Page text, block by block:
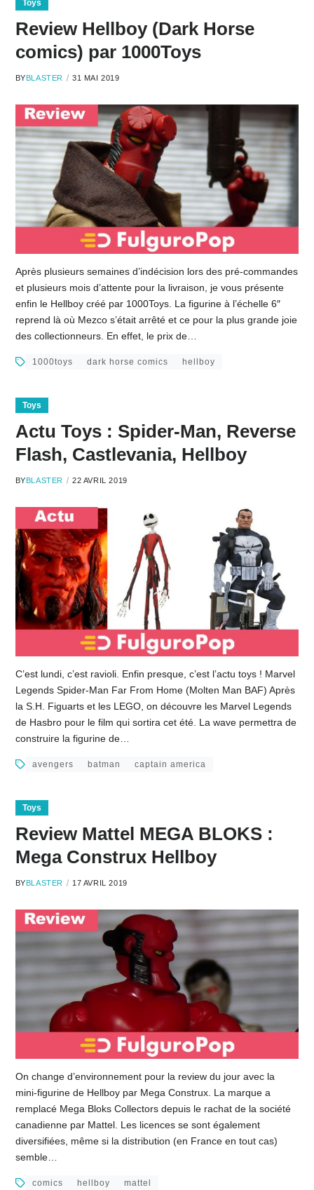
Toys
Review Hellboy (Dark Horse
comics) par 1000Toys
BYBLASTER 31 MAI 2019
Après plusieurs semaines d’indécision lors des pré-commandes
et plusieurs mois d’attente pour la livraison, je vous présente
enfin le Hellboy créé par 1000Toys. La figurine à l’échelle 6″
reprend là où Mezco s’était arrêté et ce pour la plus grande joie
des collectionneurs. En effet, le prix de…
1000toys dark horse comics hellboy
Toys
Actu Toys : Spider-Man, Reverse
Flash, Castlevania, Hellboy
BYBLASTER 22 AVRIL 2019
C’est lundi, c’est ravioli. Enfin presque, c’est l’actu toys ! Marvel
Legends Spider-Man Far From Home (Molten Man BAF) Après
la S.H. Figuarts et les LEGO, on découvre les Marvel Legends
de Hasbro pour le film qui sortira cet été. La wave permettra de
construire la figurine de…
avengers batman captain america
Toys
Review Mattel MEGA BLOKS :
Mega Construx Hellboy
BYBLASTER 17 AVRIL 2019
On change d’environnement pour la review du jour avec la
mini-figurine de Hellboy par Mega Construx. La marque a
remplacé Mega Bloks Collectors depuis le rachat de la société
canadienne par Mattel. Les licences se sont également
diversifiées, même si la distribution (en France en tout cas)
semble…
comics hellboy mattel